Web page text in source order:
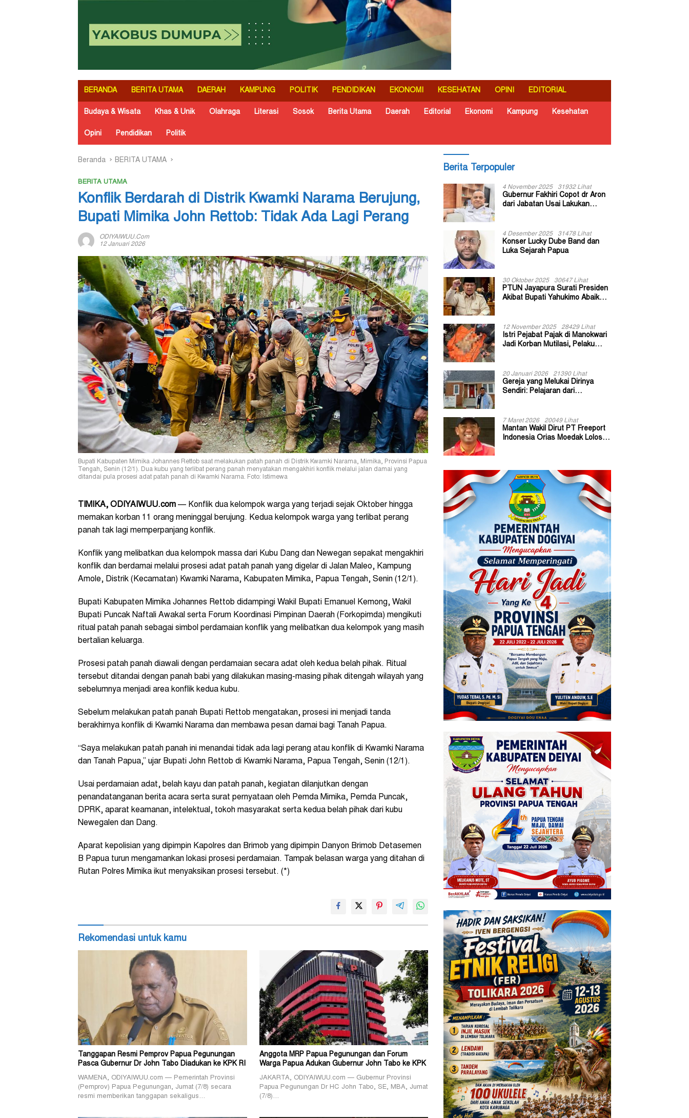
BERANDA BERITA UTAMA DAERAH KAMPUNG POLITIK PENDIDIKAN EKONOMI KESEHATAN OPINI EDITORIAL
Budaya & Wisata Khas & Unik Olahraga Literasi Sosok Berita Utama Daerah Editorial Ekonomi Kampung Kesehatan
Opini Pendidikan Politik
Beranda BERITA UTAMA
BERITA UTAMA
Konflik Berdarah di Distrik Kwamki Narama Berujung,
Bupati Mimika John Rettob: Tidak Ada Lagi Perang
ODIYAIWUU.com
12 Januari 2026
Bupati Kabupaten Mimika Johannes Rettob saat melakukan patah panah di Distrik Kwamki Narama, Mimika, Provinsi Papua
Tengah, Senin (12/1). Dua kubu yang terlibat perang panah menyatakan mengakhiri konflik melalui jalan damai yang
ditandai pula prosesi adat patah panah di Kwamki Narama. Foto: Istimewa
TIMIKA, ODIYAIWUU.com — Konflik dua kelompok warga yang terjadi sejak Oktober hingga
memakan korban 11 orang meninggal berujung. Kedua kelompok warga yang terlibat perang
panah tak lagi memperpanjang konflik.
Konflik yang melibatkan dua kelompok massa dari Kubu Dang dan Newegan sepakat mengakhiri
konflik dan berdamai melalui prosesi adat patah panah yang digelar di Jalan Maleo, Kampung
Amole, Distrik (Kecamatan) Kwamki Narama, Kabupaten Mimika, Papua Tengah, Senin (12/1).
Bupati Kabupaten Mimika Johannes Rettob didampingi Wakil Bupati Emanuel Kemong, Wakil
Bupati Puncak Naftali Awakal serta Forum Koordinasi Pimpinan Daerah (Forkopimda) mengikuti
ritual patah panah sebagai simbol perdamaian konflik yang melibatkan dua kelompok yang masih
bertalian keluarga.
Prosesi patah panah diawali dengan perdamaian secara adat oleh kedua belah pihak. Ritual
tersebut ditandai dengan panah babi yang dilakukan masing-masing pihak ditengah wilayah yang
sebelumnya menjadi area konflik kedua kubu.
Sebelum melakukan patah panah Bupati Rettob mengatakan, prosesi ini menjadi tanda
berakhirnya konflik di Kwamki Narama dan membawa pesan damai bagi Tanah Papua.
“Saya melakukan patah panah ini menandai tidak ada lagi perang atau konflik di Kwamki Narama
dan Tanah Papua,” ujar Bupati John Rettob di Kwamki Narama, Papua Tengah, Senin (12/1).
Usai perdamaian adat, belah kayu dan patah panah, kegiatan dilanjutkan dengan
penandatanganan berita acara serta surat pernyataan oleh Pemda Mimika, Pemda Puncak,
DPRK, aparat keamanan, intelektual, tokoh masyarakat serta kedua belah pihak dari kubu
Newegalen dan Dang.
Aparat kepolisian yang dipimpin Kapolres dan Brimob yang dipimpin Danyon Brimob Detasemen
B Papua turun mengamankan lokasi prosesi perdamaian. Tampak belasan warga yang ditahan di
Rutan Polres Mimika ikut menyaksikan prosesi tersebut. (*)
Rekomendasi untuk kamu
Tanggapan Resmi Pemprov Papua Pegunungan
Pasca Gubernur Dr John Tabo Diadukan ke KPK RI
WAMENA, ODIYAIWUU.com — Pemerintah Provinsi
(Pemprov) Papua Pegunungan, Jumat (7/8) secara
resmi memberikan tanggapan sekaligus…
Anggota MRP Papua Pegunungan dan Forum
Warga Papua Adukan Gubernur John Tabo ke KPK
JAKARTA, ODIYAIWUU.com — Gubernur Provinsi
Papua Pegunungan Dr HC John Tabo, SE, MBA, Jumat
(7/8)…
Berita Terpopuler
4 November 2025 31932 Lihat
Gubernur Fakhiri Copot dr Aron
dari Jabatan Usai Lakukan
4 Desember 2025 31478 Lihat
Konser Lucky Dube Band dan
Luka Sejarah Papua
30 Oktober 2025 30647 Lihat
PTUN Jayapura Surati Presiden
Akibat Bupati Yahukimo Abaikan
12 November 2025 28429 Lihat
Istri Pejabat Pajak di Manokwari
Jadi Korban Mutilasi, Pelaku
20 Januari 2026 21390 Lihat
Gereja yang Melukai Dirinya
Sendiri: Pelajaran dari
7 Maret 2026 20049 Lihat
Mantan Wakil Dirut PT Freeport
Indonesia Orias Moedak Lolos